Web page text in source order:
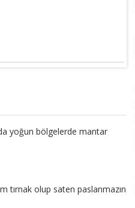
yoğun bölgelerde mantar
tırnak olup saten paslanmazın